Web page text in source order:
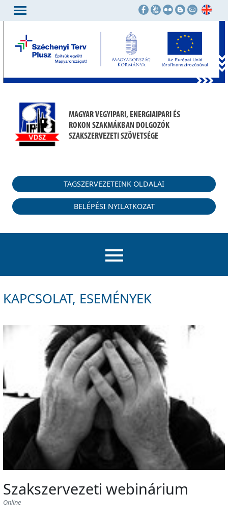
MAGYAR VEGYIPARI, ENERGIAIPARI ÉS
ROKON SZAKMÁKBAN DOLGOZÓK
SZAKSZERVEZETI SZÖVETSÉGE
TAGSZERVEZETEINK OLDALAI
BELÉPÉSI NYILATKOZAT
KAPCSOLAT, ESEMÉNYEK
Szakszervezeti webinárium
Online